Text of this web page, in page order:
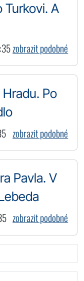
Turkovi. A
zobrazit podobné
Po
zobrazit podobné
Pavla. V
zobrazit podobné